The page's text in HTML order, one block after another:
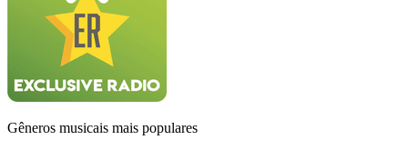
Gêneros musicais mais populares